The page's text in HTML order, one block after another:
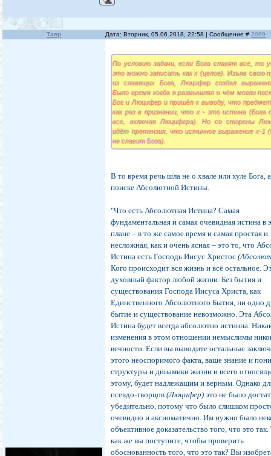
Тавр Дата: Вторник, 05.06.2018, 22:58 | Сообщение #2069
По условию задачи, если Бога славят все, то
это можно записать как х (целое). Изъяв свою
из славящих Бога, Люцифер создал
Было время когда я размышлял о чём могли
Бог и Люцифер и пришёл к выводу, что
как раз в признании, что х - это истина (Бога
все, включая Люцифера). Но со стороны
идёт претензия, что истинное выражение х-1
не славит Бога).
В то время речь шла не о хвале или хуле Бога,
поиске Абсолютной Истины.
"Что есть Абсолютная Истина? Самая
фундаментальная и самая очевидная истина в
плане – в то же самое время и самая простая и
несложная, как и очень ясная – это то, что
Истина есть Господь Иисус Христос
Кого происходит вся жизнь и всё остальное.
духовный фактор любой жизни. Без бытия и
существования Господа Иисуса Христа, как
Единственного Абсолютного Бытия, ни одно
бытие и существование невозможно. Эта
Истина будет всегда абсолютно истинна.
изменения в этом отношении немыслимы
вечности. Если вы выводите остальные
этого неоспоримого факта, ваше знание и
структуры и динамики жизни и всего
этому, будет надлежащим и верным. Однако
псевдо-творцов(Люцифер) это не было
убедительно, потому что было слишком
очевидно и аксиоматично. Им нужно было
объективное доказательство того, что это так.
как же вы поступите, чтобы проверить
обоснованность того, что это так? Вы